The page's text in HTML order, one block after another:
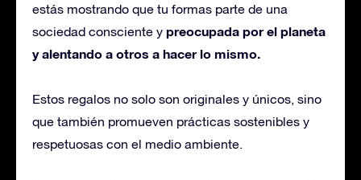
estás mostrando que tu formas parte de una
sociedad consciente y preocupada por el planeta
y alentando a otros a hacer lo mismo.
Estos regalos no solo son originales y únicos, sino
que también promueven prácticas sostenibles y
respetuosas con el medio ambiente.